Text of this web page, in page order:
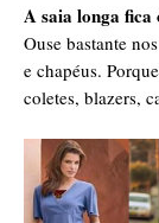
A saia longa fica
Ouse bastante
e chapéus.
coletes, blazers,